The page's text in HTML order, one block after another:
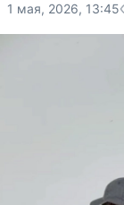
1 мая, 2026, 13:45